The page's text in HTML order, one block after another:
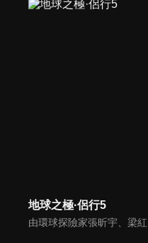
地球之極·侶行5